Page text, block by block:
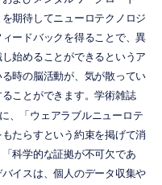
期待してニューロテクノロジ
ードバックを得ることで、異
始めることができるというア
時の脳活動が、気が散ってい
る時と比べてどうなっているかを探索することができます。学術雑誌
、「ウェアラブルニューロテ
たらすという約束を掲げて消
科学的な証拠が不可欠であ
イスは、個人のデータ収集や